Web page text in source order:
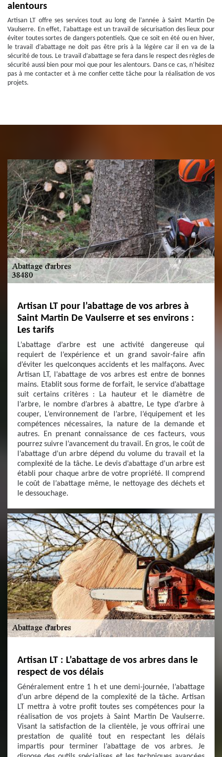
alentours
Artisan LT offre ses services tout au long de l’année à Saint Martin De
Vaulserre. En effet, l’abattage est un travail de sécurisation des lieux pour
éviter toutes sortes de dangers potentiels. Que ce soit en été ou en hiver,
le travail d’abattage ne doit pas être pris à la légère car il en va de la
sécurité de tous. Le travail d’abattage se fera dans le respect des règles de
sécurité aussi bien pour moi que pour les alentours. Dans ce cas, n’hésitez
pas à me contacter et à me confier cette tâche pour la réalisation de vos
projets.
Artisan LT pour l’abattage de vos arbres à
Saint Martin De Vaulserre et ses environs :
Les tarifs
L’abattage d’arbre est une activité dangereuse qui
requiert de l’expérience et un grand savoir-faire afin
d’éviter les quelconques accidents et les malfaçons. Avec
Artisan LT, l’abattage de vos arbres est entre de bonnes
mains. Etablit sous forme de forfait, le service d’abattage
suit certains critères : La hauteur et le diamètre de
l’arbre, le nombre d’arbres à abattre, Le type d’arbre à
couper, L’environnement de l’arbre, l’équipement et les
compétences nécessaires, la nature de la demande et
autres. En prenant connaissance de ces facteurs, vous
pourrez suivre l’avancement du travail. En gros, le coût de
l’abattage d’un arbre dépend du volume du travail et la
complexité de la tâche. Le devis d’abattage d’un arbre est
établi pour chaque arbre de votre propriété. Il comprend
le coût de l’abattage même, le nettoyage des déchets et
le dessouchage.
Artisan LT : L’abattage de vos arbres dans le
respect de vos délais
Généralement entre 1 h et une demi-journée, l’abattage
d’un arbre dépend de la complexité de la tâche. Artisan
LT mettra à votre profit toutes ses compétences pour la
réalisation de vos projets à Saint Martin De Vaulserre.
Visant la satisfaction de la clientèle, je vous offrirai une
prestation de qualité tout en respectant les délais
impartis pour terminer l’abattage de vos arbres. Je